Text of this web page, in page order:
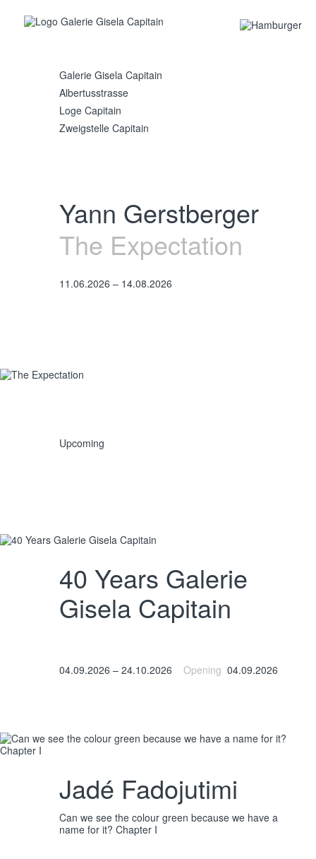
Galerie Gisela Capitain
Albertus­strasse
Loge Capitain
Zweigstelle Capitain
Yann Gerstberger
The Expectation
11.06.2026 – 14.08.2026
Upcoming
40 Years Galerie
Gisela Capitain
04.09.2026 – 24.10.2026 Opening 04.09.2026
Jadé Fadojutimi
Can we see the colour green because we have a
name for it? Chapter I